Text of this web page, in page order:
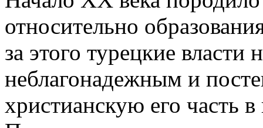
относительно
за этого турецкие власти
неблагонадежным и
христианскую его часть